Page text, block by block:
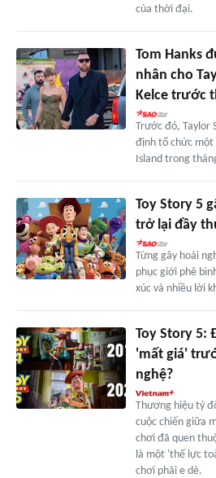
của thời đại.
Tom Hanks
nhân cho
Kelce trước
Trước đó, Taylor
định tổ chức một
Island trong
Toy Story 5
trở lại đầy
Từng gây hoài
phục giới phê
xúc và nhiều lời
Toy Story 5:
'mất giá'
nghệ?
Thương hiệu tỷ
cuộc chiến giữa
chơi đã quen
là một 'thế lực
chơi phải e dè.